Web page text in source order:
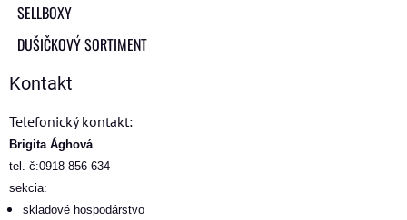
SELLBOXY
DUŠIČKOVÝ SORTIMENT
Kontakt
Telefonický kontakt:
Brigita Ághová
tel. č:0918 856 634
sekcia:
skladové hospodárstvo